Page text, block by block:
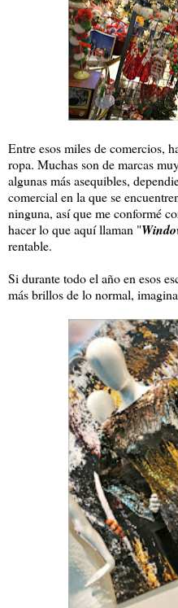
Entre esos miles de comercios,
ropa. Muchas son de marcas
algunas más asequibles,
comercial en la que se
ninguna, así que me conformé
hacer lo que aquí llaman "
rentable.
Si durante todo el año en esos
más brillos de lo normal,